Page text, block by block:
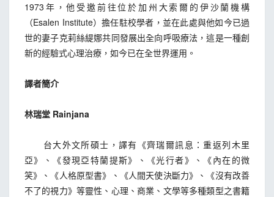
1973年，他受邀前往位於加州大索爾的伊沙蘭機構
（Esalen Institute）擔任駐校學者，並在此處與他如今已過
世的妻子克莉絲緹娜共同發展出全向呼吸療法，這是一種創
新的經驗式心理治療，如今已在全世界運用。
譯者簡介
林瑞堂 Rainjana
台大外文所碩士，譯有《齊瑞爾訊息：重返列木里
亞》、《發現亞特蘭提斯》、《光行者》、《內在的微
笑》、《人格原型書》、《人間天使決斷力》、《沒有改善
不了的視力》等靈性、心理、商業、文學等多種類型之書籍